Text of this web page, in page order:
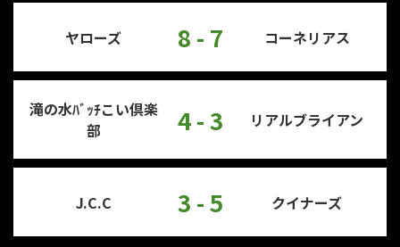
ヤローズ 8 - 7 コーネリアス
滝の水ﾊﾞｯﾁこい倶楽
部
4 - 3 リアルブライアン
J.C.C 3 - 5 クイナーズ